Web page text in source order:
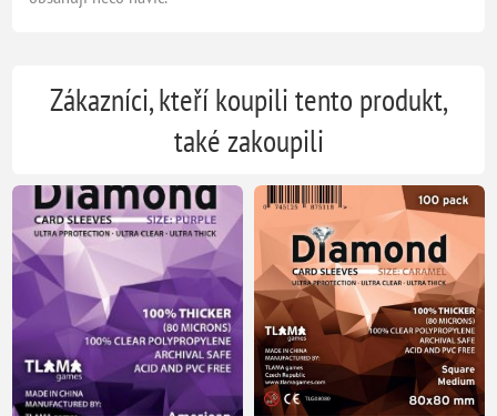
Zákazníci, kteří koupili tento produkt,
také zakoupili